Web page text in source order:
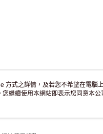
方式之詳情，及若您不希望在電腦
您繼續使用本網站即表示您同意本